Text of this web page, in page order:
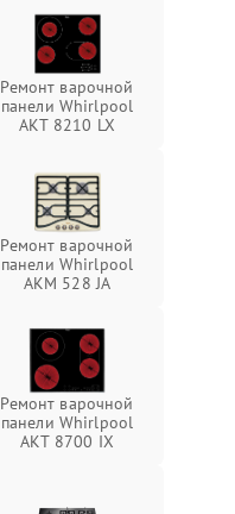
Ремонт варочной
панели Whirlpool
AKT 8210 LX
Ремонт варочной
панели Whirlpool
AKM 528 JA
Ремонт варочной
панели Whirlpool
AKT 8700 IX